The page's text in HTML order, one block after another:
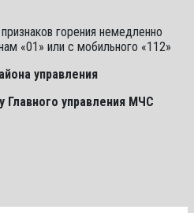
горения немедленно
«01» или с мобильного «112»
управления
Главного управления МЧС